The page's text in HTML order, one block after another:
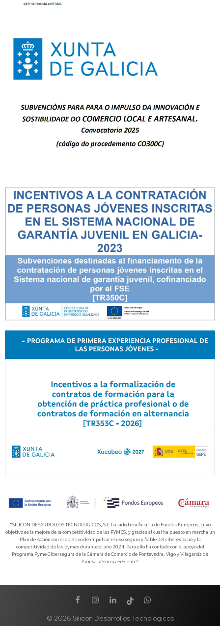
“SILICON DESARROLLOS TECNOLOGICOS, S.L. ha sido beneficiaria de Fondos Europeos, cuyo
objetivo es la mejora de la competitividad de las PYMES, y gracias al cual ha puesto en marcha un
Plan de Acción con el objetivo de impulsar el uso seguro y fiable del ciberespacio y la
competitividad de las pymes durante el año 2024. Para ello ha contado con el apoyo del
Programa Pyme Cibersegura de la Cámara de Comercio de Pontevedra, Vigo y Vilagarcía de
Arousa. #EuropaSeSiente”
© 2026 Silicon Desarrollos Tecnológicos